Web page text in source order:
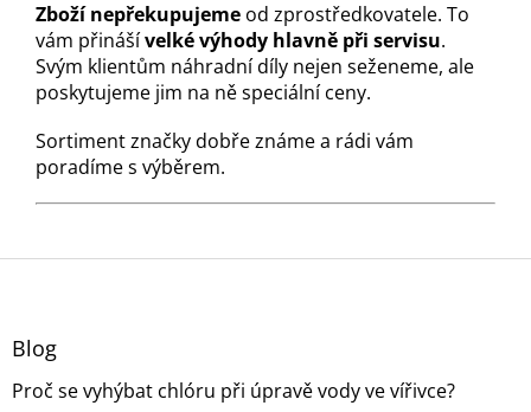
Zboží nepřekupujeme od zprostředkovatele. To
vám přinášívelké výhody hlavně při servisu.
Svým klientům náhradní díly nejen seženeme, ale
poskytujeme jim na ně speciální ceny.
Sortiment značky dobře známe a rádi vám
poradíme s výběrem.
Z
Blog
Proč se vyhýbat chlóru při úpravě vody ve vířivce?